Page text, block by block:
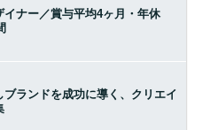
ナー／賞与平均4ヶ月・年休
ランドを成功に導く、クリエイ